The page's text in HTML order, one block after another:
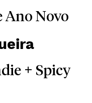
Ano Novo
+ Spicy